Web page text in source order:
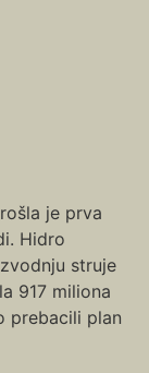
je prva
Hidro
struje
917 miliona
prebacili plan